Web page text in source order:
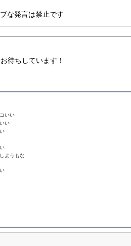
な発言は禁止です
待ちしています！
いい
い
ようもな